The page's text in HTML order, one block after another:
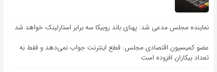
نماینده مجلس مدعی شد: پهنای باند روبیکا سه برابر استارلینک خواهد شد
عضو کمیسیون اقتصادی مجلس: قطع اینترنت جواب نمی‌دهد و فقط به
تعداد بیکاران افزوده است